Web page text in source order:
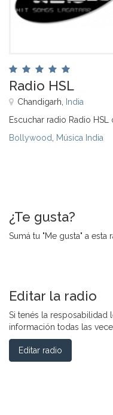
Radio HSL
Chandigarh, India
Escuchar radio Radio HSL
Bollywood Música India
¿Te gusta?
Sumá tu "Me gusta" a esta
Editar la radio
Si tenés la resposabilidad
información todas las
Editar radio